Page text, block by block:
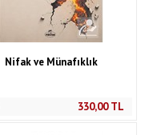
Nifak ve Münafıklık
330,00TL